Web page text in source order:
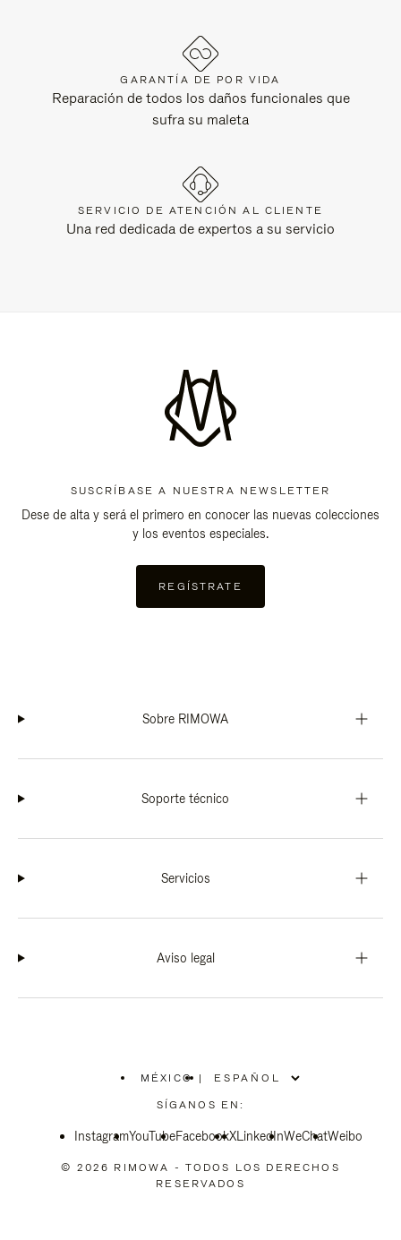
GARANTÍA DE POR VIDA
Reparación de todos los daños funcionales que
sufra su maleta
SERVICIO DE ATENCIÓN AL CLIENTE
Una red dedicada de expertos a su servicio
SUSCRÍBASE A NUESTRA NEWSLETTER
Dese de alta y será el primero en conocer las nuevas colecciones
y los eventos especiales.
REGÍSTRATE
Sobre RIMOWA
Soporte técnico
Servicios
Aviso legal
MÉXICO
ELIGE
LA
|
SÍGANOS EN:
InstagramYouTubeFacebookXLinkedInWeChatWeibo
© 2026 RIMOWA - TODOS LOS DERECHOS
RESERVADOS